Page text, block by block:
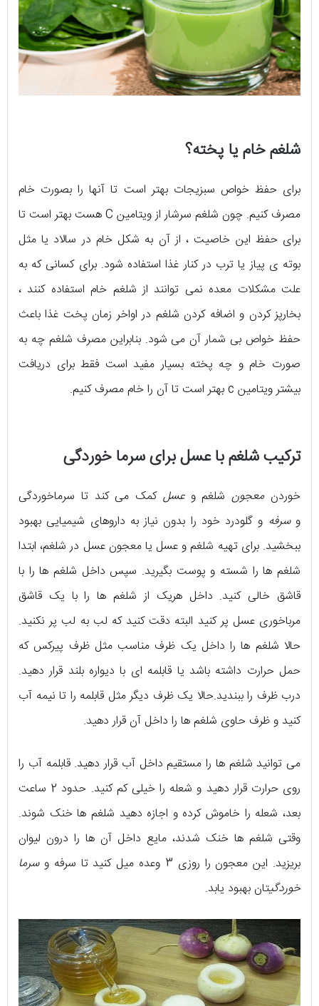
شلغم خام یا پخته؟
برای حفظ خواص سبزیجات بهتر است تا آنها را بصورت خام
مصرف کنیم. چون شلغم سرشار از ویتامین C هست بهتر است تا
برای حفظ این خاصیت ، از آن به شکل خام در سالاد یا مثل
بوته ی پیاز یا ترب در کنار غذا استفاده شود. برای کسانی که به
علت مشکلات معده نمی توانند از شلغم خام استفاده کنند ،
بخارپز کردن و اضافه کردن شلغم در اواخر زمان پخت غذا باعث
حفظ خواص بی شمار آن می شود. بنابراین مصرف شلغم چه به
صورت خام و چه پخته بسیار مفید است فقط برای دریافت
بیشتر ویتامین c بهتر است تا آن را خام مصرف کنیم.
ترکیب شلغم با عسل برای سرما خوردگی
خوردن معجونشلغم وعسل کمک می کند تا سرماخوردگی
وسرفه و گلودرد خود را بدون نیاز به داروهای شیمیایی بهبود
ببخشید. برای تهیه شلغم و عسل یا معجون عسل در شلغم، ابتدا
شلغم ها را شسته و پوست بگیرید. سپس داخل شلغم ها را با
قاشق خالی کنید. داخل هریک از شلغم ها را با یک قاشق
مرباخوری عسل پر کنید البته دقت کنید که لب به لب پر نکنید.
حالا شلغم ها را داخل یک ظرف مناسب مثل ظرف پیرکس که
حمل حرارت داشته باشد یا قابلمه ای با دیواره بلند قرار دهید.
درب ظرف را ببندید.حالا یک ظرف دیگر مثل قابلمه را تا نیمه آب
کنید و ظرف حاوی شلغم ها را داخل آن قرار دهید.
می توانید شلغم ها را مستقیم داخل آب قرار دهید. قابلمه آب را
روی حرارت قرار دهید و شعله را خیلی کم کنید. حدود 2 ساعت
بعد، شعله را خاموش کرده و اجازه دهید شلغم ها خنک شوند.
وقتی شلغم ها خنک شدند، مایع داخل آن ها را درون لیوان
بریزید. این معجون را روزی 3 وعده میل کنید تا سرفه و
سرما
خوردگیتان بهبود یابد.